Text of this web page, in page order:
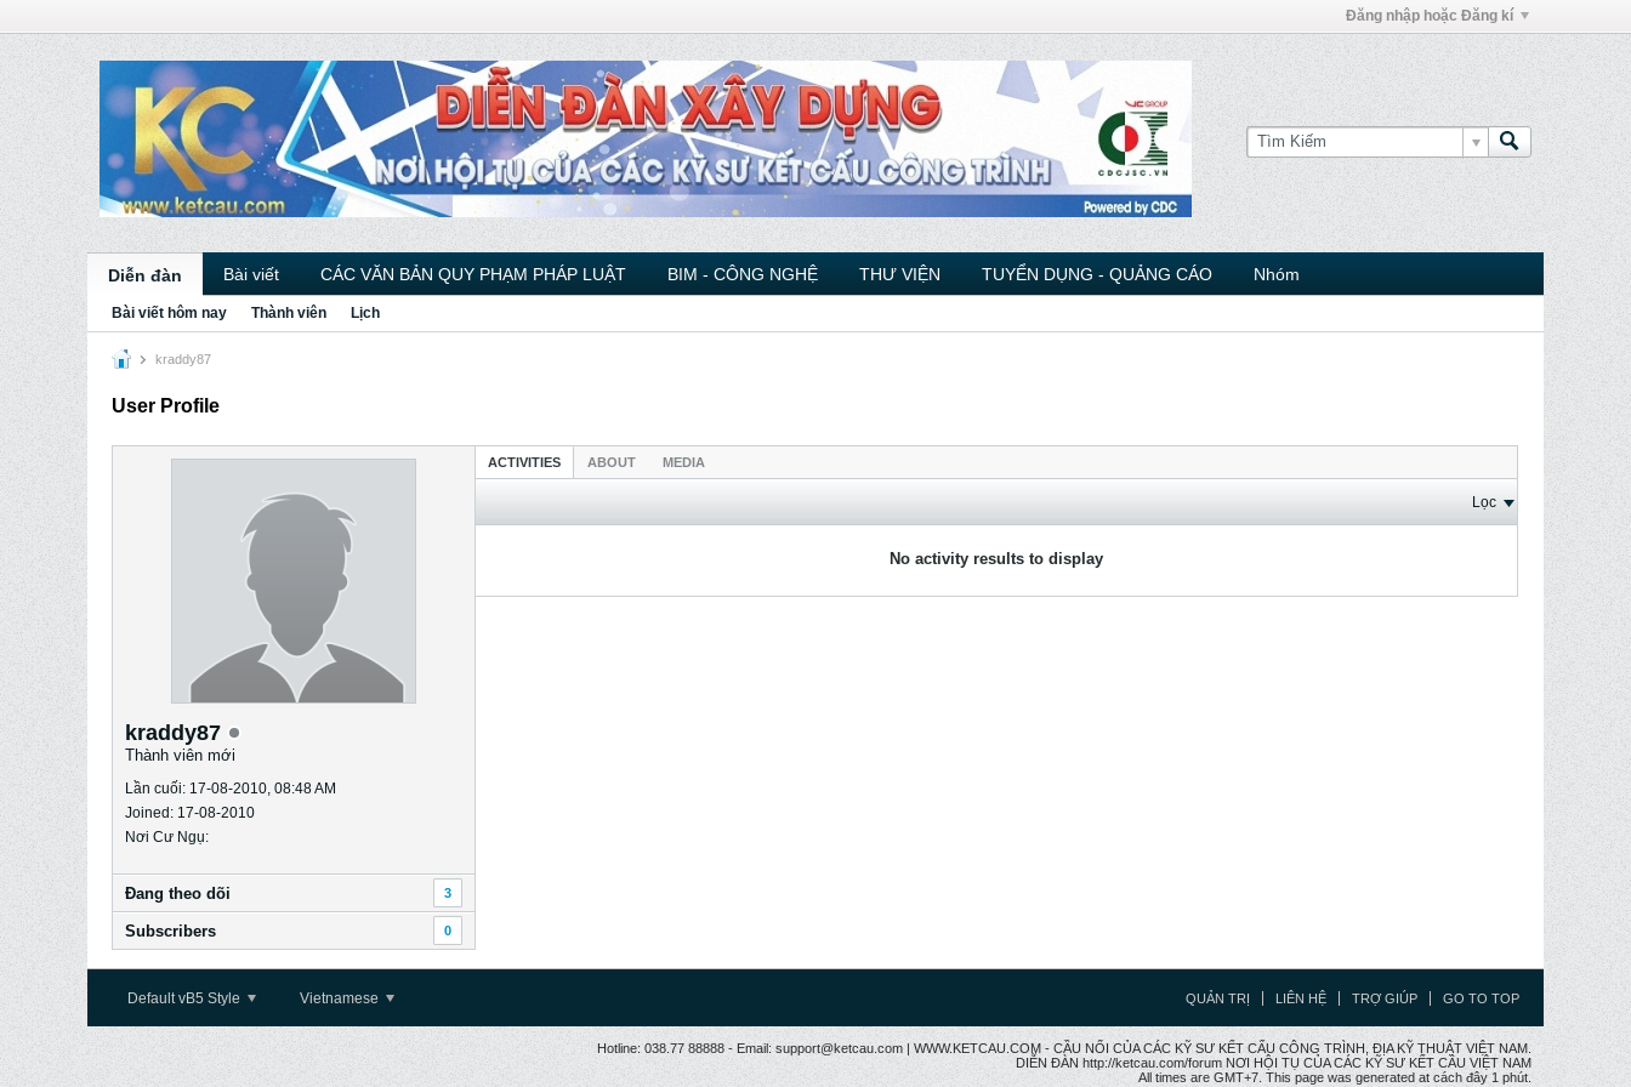
Đăng nhập hoặc Đăng kí
Diễn đàn Bài viết CÁC VĂN BẢN QUY PHẠM PHÁP LUẬT BIM - CÔNG NGHỆ THƯ VIỆN TUYỂN DỤNG - QUẢNG CÁO Nhóm
Bài viết hôm nay Thành viên Lịch
kraddy87
User Profile
kraddy87
Thành viên mới
Lần cuối: 17-08-2010, 08:48 AM
Joined: 17-08-2010
Nơi Cư Ngụ:
Ðang theo dõi 3
Subscribers 0
ACTIVITIES ABOUT MEDIA
Lọc
No activity results to display
Default vB5 Style Vietnamese QUẢN TRỊ LIÊN HỆ TRỢ GIÚP GO TO TOP
Hotline: 038.77 88888 - Email: support@ketcau.com | WWW.KETCAU.COM - CẦU NỐI CỦA CÁC KỸ SƯ KẾT CẤU CÔNG TRÌNH, ĐỊA KỸ THUẬT VIỆT NAM.
DIỄN ĐÀN http://ketcau.com/forum NƠI HỘI TỤ CỦA CÁC KỸ SƯ KẾT CÂU VIỆT NAM
All times are GMT+7. This page was generated at cách đây 1 phút.